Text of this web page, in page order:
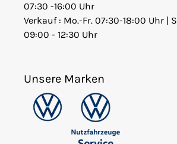
07:30 -16:00 Uhr
Verkauf : Mo.-Fr. 07:30-18:00 Uhr |
09:00 - 12:30 Uhr
Unsere Marken